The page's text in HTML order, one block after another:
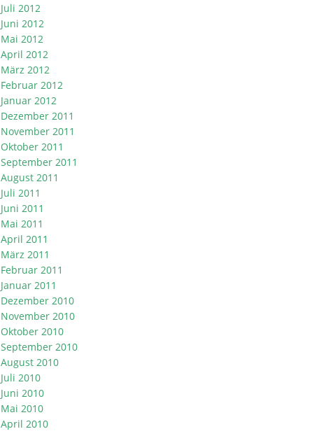
Juli 2012
Juni 2012
Mai 2012
April 2012
März 2012
Februar 2012
Januar 2012
Dezember 2011
November 2011
Oktober 2011
September 2011
August 2011
Juli 2011
Juni 2011
Mai 2011
April 2011
März 2011
Februar 2011
Januar 2011
Dezember 2010
November 2010
Oktober 2010
September 2010
August 2010
Juli 2010
Juni 2010
Mai 2010
April 2010